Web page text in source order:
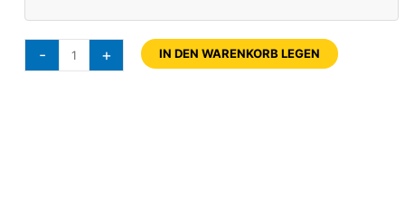
- + IN DEN WARENKORB LEGEN